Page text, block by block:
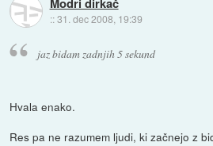
::31. dec 2008, 19:39
jaz bidam zadnjih 5 sekund
Hvala enako.
Res pa ne razumem ljudi, ki začnejo z